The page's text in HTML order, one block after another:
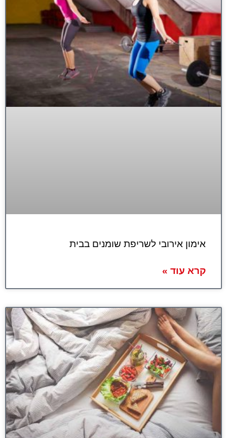
אימון אירובי לשריפת שומנים בבית
קרא עוד »